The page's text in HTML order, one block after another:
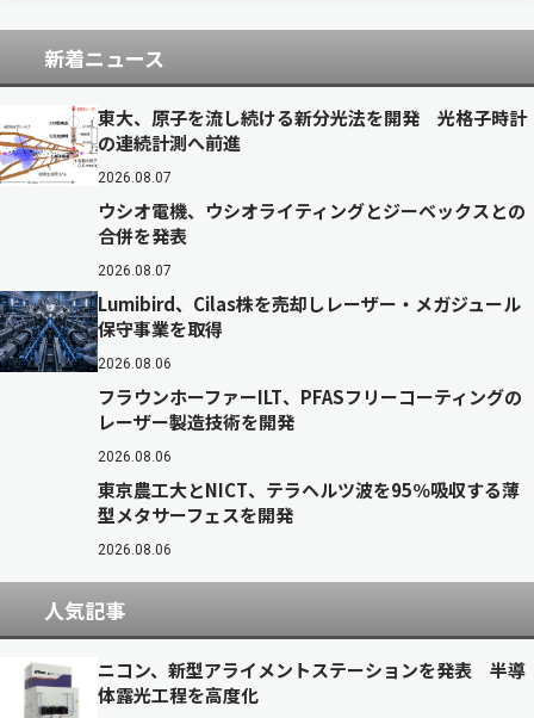
新着ニュース
東大、原子を流し続ける新分光法を開発 光格子時計
の連続計測へ前進
2026.08.07
ウシオ電機、ウシオライティングとジーベックスとの
合併を発表
2026.08.07
Lumibird、Cilas株を売却しレーザー・メガジュール
保守事業を取得
2026.08.06
フラウンホーファーILT、PFASフリーコーティングの
レーザー製造技術を開発
2026.08.06
東京農工大とNICT、テラヘルツ波を95％吸収する薄
型メタサーフェスを開発
2026.08.06
人気記事
ニコン、新型アライメントステーションを発表 半導
体露光工程を高度化